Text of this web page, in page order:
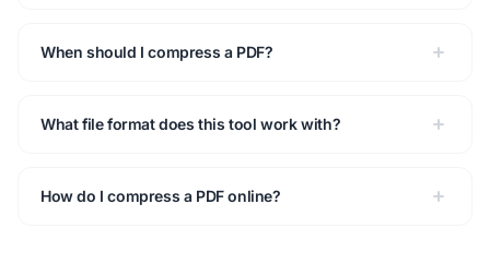
When should I compress a PDF?
What file format does this tool work with?
How do I compress a PDF online?